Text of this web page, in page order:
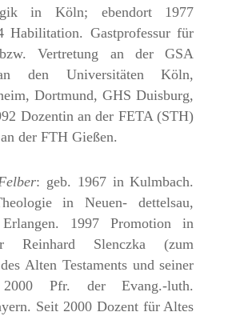
in Köln; ebendort 1977
Habilitation. Gastprofessur für
Vertretung an der GSA
den Universitäten Köln,
Dortmund, GHS Duisburg,
Dozentin an der FETA (STH)
der FTH Gießen.
: geb. 1967 in Kulmbach.
in Neuen- dettelsau,
1997 Promotion in
Reinhard Slenczka (zum
Alten Testaments und seiner
2000 Pfr. der Evang.-luth.
Seit 2000 Dozent für Altes